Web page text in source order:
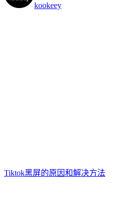
kookeey
Tiktok黑屏的原因和解决方法